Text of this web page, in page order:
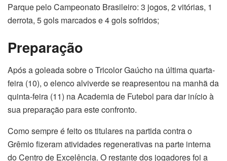
Parque pelo Campeonato Brasileiro: 3 jogos, 2 vitórias, 1
derrota, 5 gols marcados e 4 gols sofridos;
Preparação
Após a goleada sobre o Tricolor Gaúcho na última quarta-
feira (10), o elenco alviverde se reapresentou na manhã da
quinta-feira (11) na Academia de Futebol para dar início à
sua preparação para este confronto.
Como sempre é feito os titulares na partida contra o
Grêmio fizeram atividades regenerativas na parte interna
do Centro de Excelência. O restante dos jogadores foi a